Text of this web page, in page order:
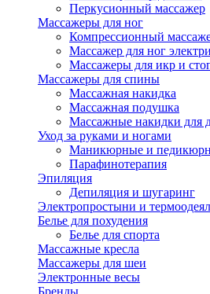
Перкусионный массажер
Массажеры для ног
Компрессионный
Массажер для ног
Массажеры для икр и
Массажеры для спины
Массажная накидка
Массажная подушка
Массажные накидки для
Уход за руками и ногами
Маникюрные и
Парафинотерапия
Эпиляция
Депиляция и шугаринг
Электропростыни и
Белье для похудения
Белье для спорта
Массажные кресла
Массажеры для шеи
Электронные весы
Бренды